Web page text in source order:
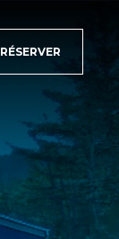
RÉSERVER